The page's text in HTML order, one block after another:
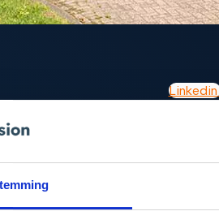
Linkedin